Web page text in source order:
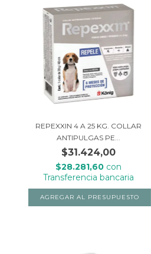
REPEXXIN 4 A 25 KG. COLLAR
ANTIPULGAS PE...
$31.424,00
$28.281,60 con
Transferencia bancaria